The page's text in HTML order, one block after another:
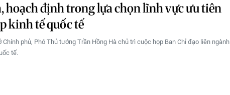
hoạch định trong lựa chọn lĩnh vực ưu tiên
kinh tế quốc tế
Chính phủ, Phó Thủ tướng Trần Hồng Hà chủ trì cuộc họp Ban Chỉ đạo liên ngành
tế.